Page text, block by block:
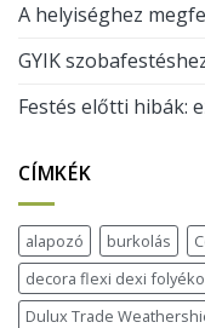
A helyiséghez
GYIK
Festés előtti hibák:
CÍMKÉK
alapozó burkolás
decora flexi dexi
Dulux Trade